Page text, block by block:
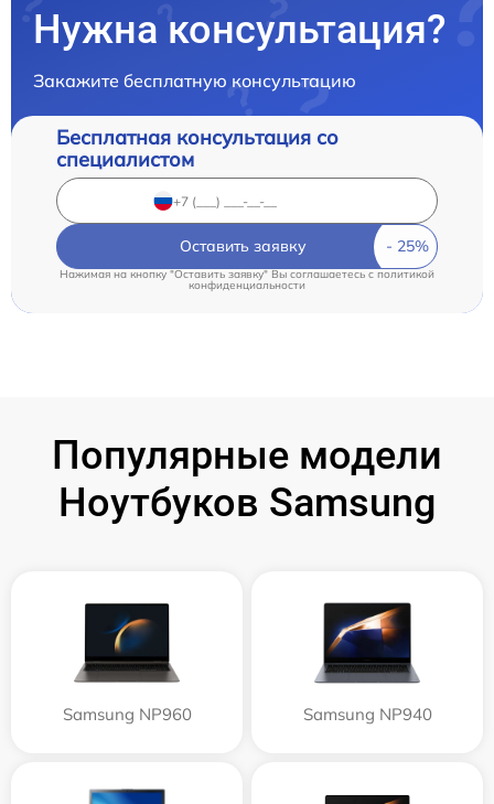
Нужна консультация?
Закажите бесплатную консультацию
Бесплатная консультация со
специалистом
Оставить заявку
Нажимая на кнопку "Оставить заявку" Вы соглашаетесь c политикой
конфиденциальности
Популярные модели
Ноутбуков Samsung
Samsung NP960 Samsung NP940